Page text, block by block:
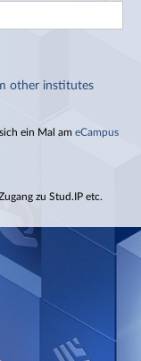
other institutes
ein Mal am eCampus
zu Stud.IP etc.